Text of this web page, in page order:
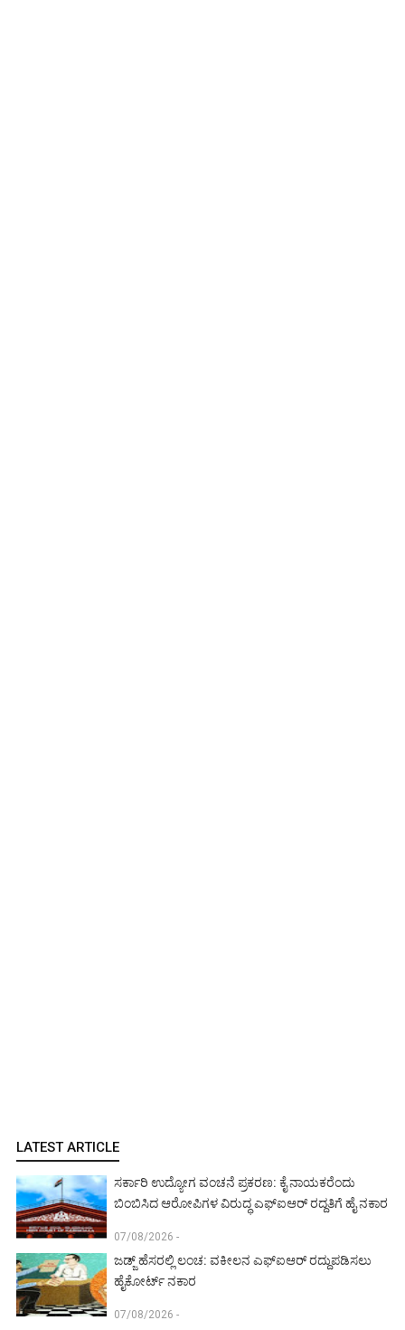
LATEST ARTICLE
ಸರ್ಕಾರಿ ಉದ್ಯೋಗ ವಂಚನೆ ಪ್ರಕರಣ: ಕೈ ನಾಯಕರೆಂದು
ಬಿಂಬಿಸಿದ ಆರೋಪಿಗಳ ವಿರುದ್ಧ ಎಫ್‌ಐಆರ್ ರದ್ದತಿಗೆ ಹೈ ನಕಾರ
07/08/2026 -
ಜಡ್ಜ್ ಹೆಸರಲ್ಲಿ ಲಂಚ: ವಕೀಲನ ಎಫ್‌ಐಆರ್ ರದ್ದುಪಡಿಸಲು
ಹೈಕೋರ್ಟ್ ನಕಾರ
07/08/2026 -